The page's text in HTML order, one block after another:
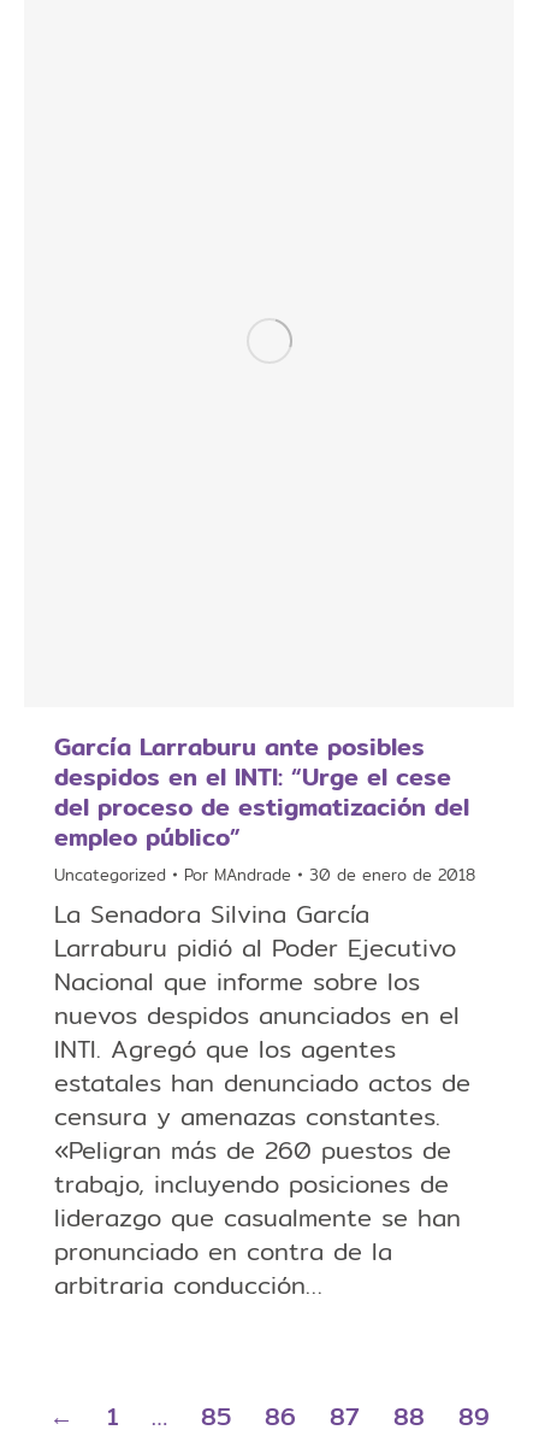
​​García Larraburu ante posibles
despidos en el INTI: “Urge el cese
del proceso de estigmatización del
empleo público”
Uncategorized Por MAndrade 30 de enero de 2018
La Senadora Silvina García
Larraburu pidió al Poder Ejecutivo
Nacional que informe sobre los
nuevos despidos anunciados en el
INTI. Agregó que los agentes
estatales han denunciado actos de
censura y amenazas constantes.
«Peligran más de 260 puestos de
trabajo, incluyendo posiciones de
liderazgo que casualmente se han
pronunciado en contra de la
arbitraria conducción…
← 1 … 85 86 87 88 89